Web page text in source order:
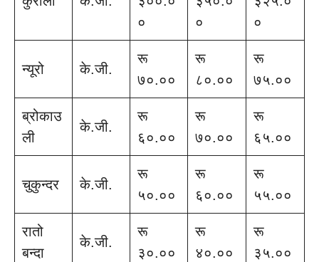
०
०
०
न्यूरो के.जी.
रू
७०.००
रू
८०.००
रू
७५.००
ब्रोकाउ
ली
के.जी.
रू
६०.००
रू
७०.००
रू
६५.००
चुकुन्दर के.जी.
रू
५०.००
रू
६०.००
रू
५५.००
रातो
बन्दा
के.जी.
रू
३०.००
रू
४०.००
रू
३५.००